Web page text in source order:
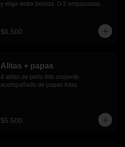
y elige entre bebida  O 2 empanadas
$6.500
Alitas + papas
4 alitas de pollo frito crujiente
acompañado de papas fritas
$5.500